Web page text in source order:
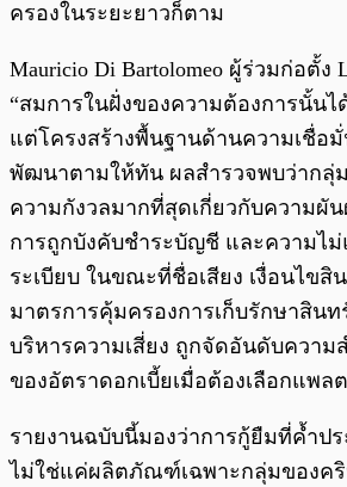
ครองในระยะยาวก็ตาม
Mauricio Di Bartolomeo ผู้ร่วมก่อตั้ง
“สมการในฝั่งของความต้องการนั้นไ
แต่โครงสร้างพื้นฐานด้านความเชื่อมั่
พัฒนาตามให้ทัน ผลสำรวจพบว่ากลุ่
ความกังวลมากที่สุดเกี่ยวกับความผั
การถูกบังคับชำระบัญชี และความไ
ระเบียบ ในขณะที่ชื่อเสียง เงื่อนไขสิ
มาตรการคุ้มครองการเก็บรักษาสิน
บริหารความเสี่ยง ถูกจัดอันดับความ
ของอัตราดอกเบี้ยเมื่อต้องเลือกแพล
รายงานฉบับนี้มองว่าการกู้ยืมที่ค้ำป
ไม่ใช่แค่ผลิตภัณฑ์เฉพาะกลุ่มของค